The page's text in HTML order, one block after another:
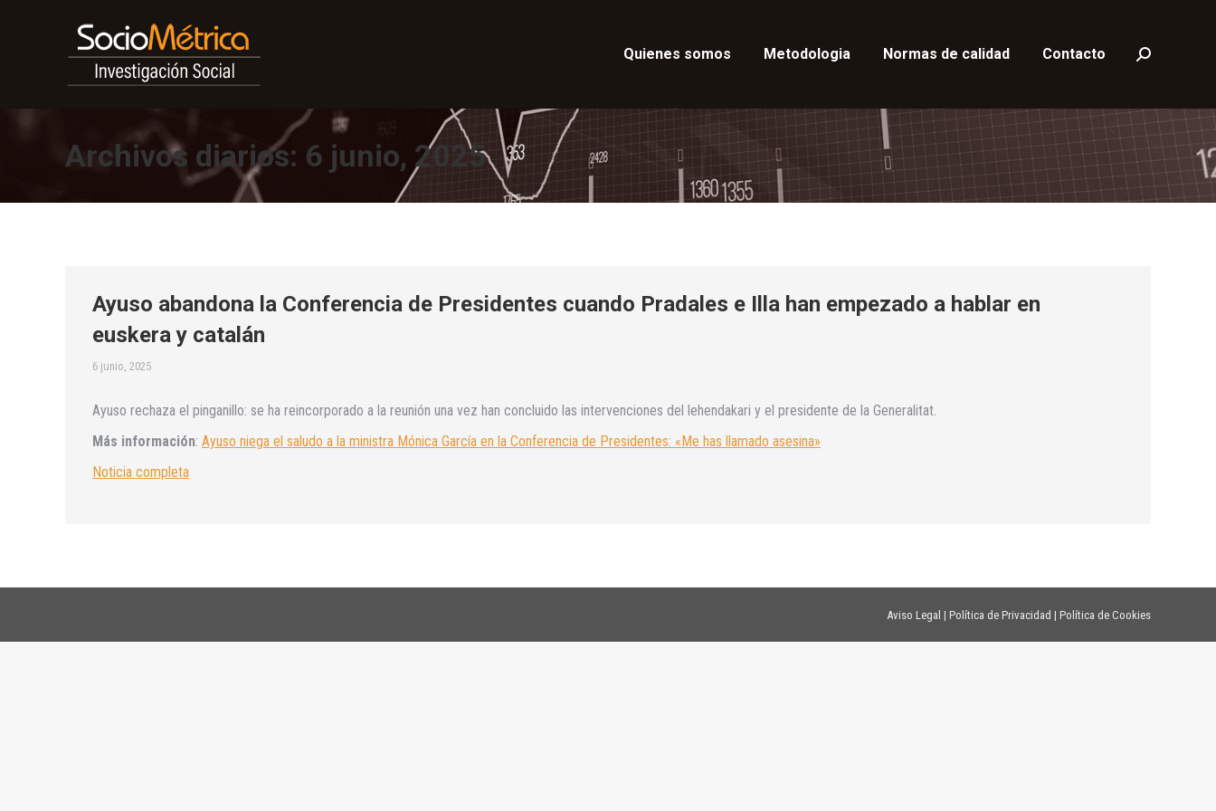
Quienes somos Metodologia Normas de calidad Contacto Buscar:
Archivos diarios: 6 junio, 2025
Ayuso abandona la Conferencia de Presidentes cuando Pradales e Illa han empezado a hablar en
euskera y catalán
6 junio, 2025
Ayuso rechaza el pinganillo: se ha reincorporado a la reunión una vez han concluido las intervenciones del lehendakari y el presidente de la Generalitat.
Más información: Ayuso niega el saludo a la ministra Mónica García en la Conferencia de Presidentes: «Me has llamado asesina»
Noticia completa
Aviso Legal | Política de Privacidad | Política de Cookies